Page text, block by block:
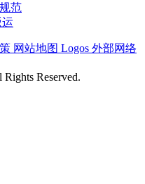
范
网站地图 Logos 外部网络
Reserved.